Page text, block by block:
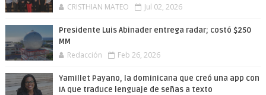
CRISTHIAN MATEO Jul 02, 2026
Presidente Luis Abinader entrega radar; costó $250
MM
Redacción Feb 26, 2026
Yamillet Payano, la dominicana que creó una app con
IA que traduce lenguaje de señas a texto